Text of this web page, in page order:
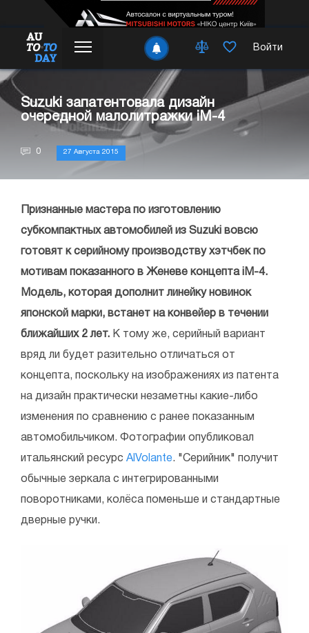
Войти
Suzuki запатентовала дизайн
очередной малолитражки iM-4
0 27 Августа 2015
Признанные мастера по изготовлению
субкомпактных автомобилей из Suzuki вовсю
готовят к серийному производству хэтчбек по
мотивам показанного в Женеве концепта iM-4.
Модель, которая дополнит линейку новинок
японской марки, встанет на конвейер в течении
ближайших 2 лет. К тому же, серийный вариант
вряд ли будет разительно отличаться от
концепта, поскольку на изображениях из патента
на дизайн практически незаметны какие-либо
изменения по сравнению с ранее показанным
автомобильчиком. Фотографии опубликовал
итальянский ресурс AlVolante. "Серийник" получит
обычные зеркала с интегрированными
поворотниками, колёса поменьше и стандартные
дверные ручки.